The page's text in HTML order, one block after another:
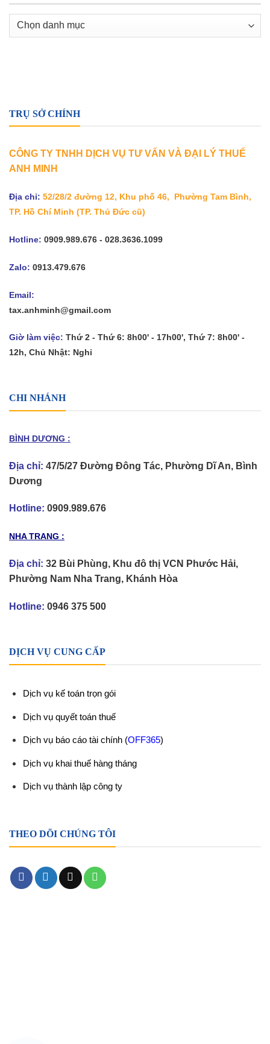
Danh
TRỤ SỞ CHÍNH
CÔNG TY TNHH DỊCH VỤ TƯ VẤN VÀ ĐẠI LÝ THUẾ
ANH MINH
Địa chỉ: 52/28/2 đường 12, Khu phố 46, Phường Tam Bình,
TP. Hồ Chí Minh (TP. Thủ Đức cũ)
Hotline: 0909.989.676 - 028.3636.1099
Zalo: 0913.479.676
Email:
tax.anhminh@gmail.com
Giờ làm việc: Thứ 2 - Thứ 6: 8h00' - 17h00', Thứ 7: 8h00' -
12h, Chủ Nhật: Nghỉ
CHI NHÁNH
BÌNH DƯƠNG :
Địa chỉ: 47/5/27 Đường Đông Tác, Phường Dĩ An, Bình
Dương
Hotline: 0909.989.676
NHA TRANG :
Địa chỉ: 32 Bùi Phùng, Khu đô thị VCN Phước Hải,
Phường Nam Nha Trang, Khánh Hòa
Hotline: 0946 375 500
DỊCH VỤ CUNG CẤP
Dịch vụ kế toán trọn gói
Dịch vụ quyết toán thuế
Dịch vụ báo cáo tài chính (OFF365)
Dịch vụ khai thuế hàng tháng
Dịch vụ thành lập công ty
THEO DÕI CHÚNG TÔI